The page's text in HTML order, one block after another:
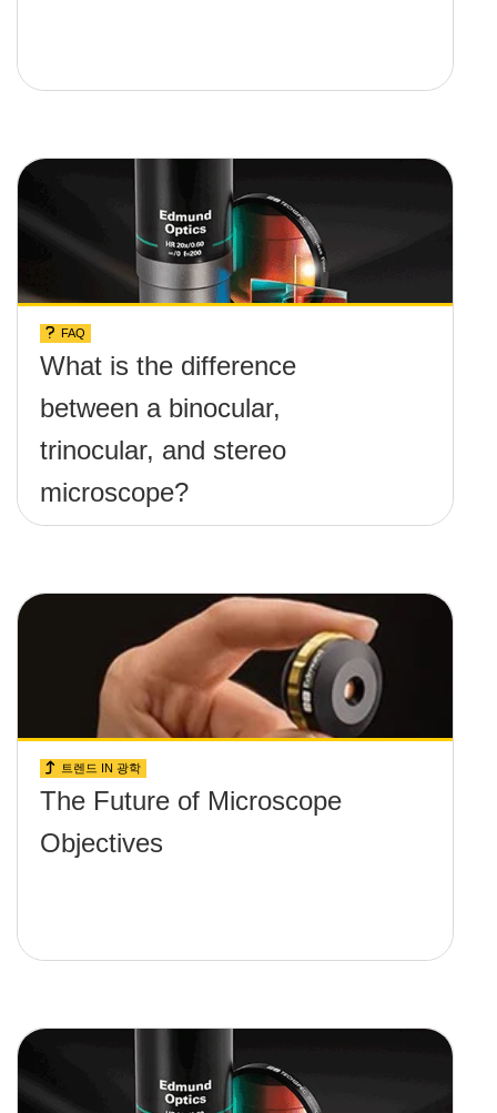
FAQ
What is the difference
between a binocular,
trinocular, and stereo
microscope?
트렌드 IN 광학
The Future of Microscope
Objectives